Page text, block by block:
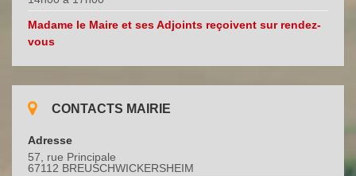
Madame le Maire et ses Adjoints reçoivent sur rendez-
vous
CONTACTS MAIRIE
Adresse
57, rue Principale
67112 BREUSCHWICKERSHEIM